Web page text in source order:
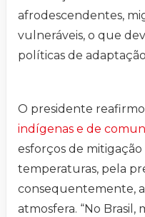
afrodescendentes,
vulneráveis, o que
políticas de
O presidente
indígenas e de
esforços de
temperaturas, pela
consequentemente,
atmosfera. “No Brasil,